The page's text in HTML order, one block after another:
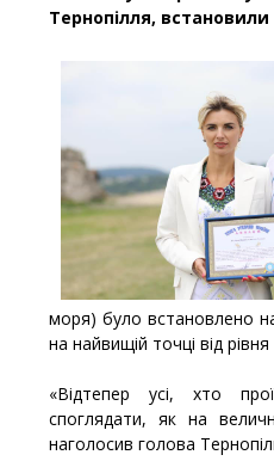
Тернопілля,
моря) було встановлено
на найвищій точці від
«Відтепер усі, хто
споглядати, як на
наголосив голова